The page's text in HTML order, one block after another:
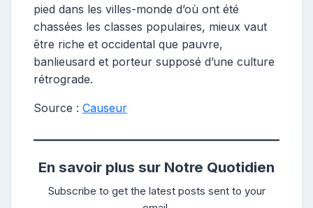
pied dans les villes-monde d’où ont été
chassées les classes populaires, mieux vaut
être riche et occidental que pauvre,
banlieusard et porteur supposé d’une culture
rétrograde.
Source : Causeur
En savoir plus sur Notre Quotidien
Subscribe to get the latest posts sent to your